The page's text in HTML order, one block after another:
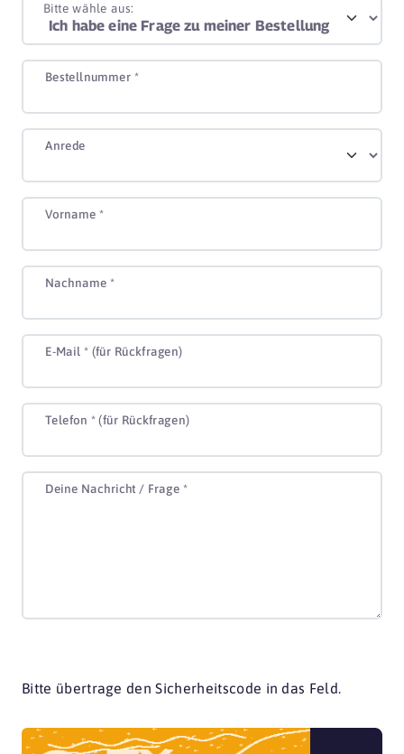
Bitte wähle aus:
Bestellnummer *
Anrede
Vorname *
Nachname *
E-Mail * (für Rückfragen)
Telefon * (für Rückfragen)
Deine Nachricht / Frage *
Bitte übertrage den Sicherheitscode in das Feld.